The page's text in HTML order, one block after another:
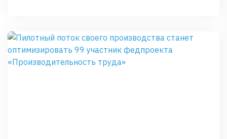
тамбовского РЦК: анализировали портфель …Continued